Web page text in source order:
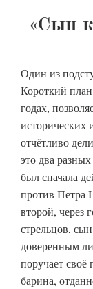
«Сын
Один из
Короткий
годах,
исторических
отчётливо
это два
был сначала
против Петра
второй, через
стрельцов,
доверенным
поручает своё
барина,